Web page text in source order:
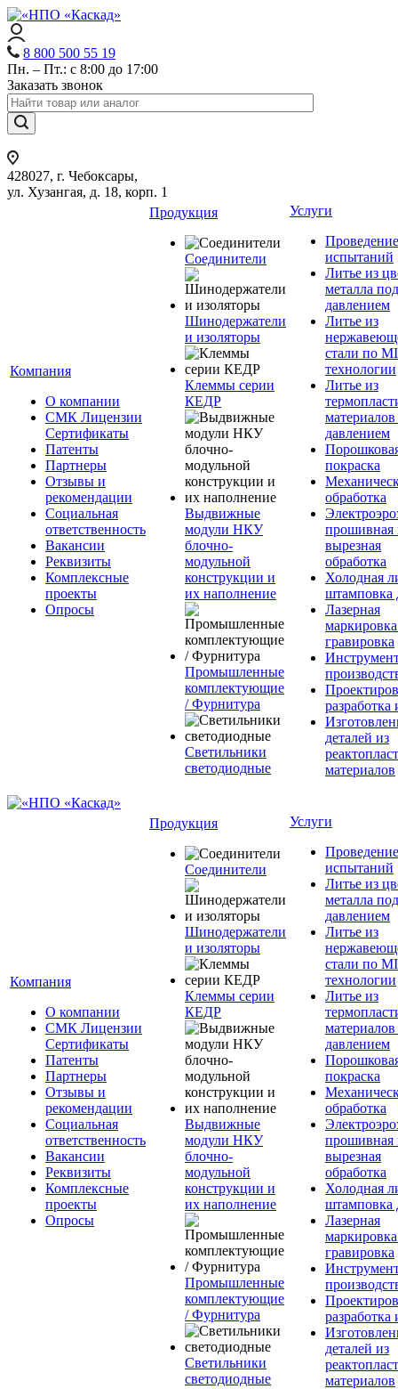
8 800 500 55 19
Пн. – Пт.: с 8:00 до 17:00
Заказать звонок
428027, г. Чебоксары,
ул. Хузангая, д. 18, корп. 1
Компания
О компании
СМК Лицензии
Сертификаты
Патенты
Партнеры
Отзывы и
рекомендации
Социальная
ответственность
Вакансии
Реквизиты
Комплексные
проекты
Опросы
Продукция
Соединители
Шинодержатели
и изоляторы
Клеммы серии
КЕДР
Выдвижные
модули НКУ
блочно-
модульной
конструкции и
их наполнение
Промышленные
комплектующие
/ Фурнитура
Светильники
светодиодные
Услуги
Проведение
испытаний
Литье из
металла под
давлением
Литье из
стали по
технологии
Литье из
давлением
покраска
обработка
прошивная
вырезная
обработка
Холодная
штамповка
Лазерная
гравировка
разработка
деталей из
материалов
Компания
О компании
СМК Лицензии
Сертификаты
Патенты
Партнеры
Отзывы и
рекомендации
Социальная
ответственность
Вакансии
Реквизиты
Комплексные
проекты
Опросы
Продукция
Соединители
Шинодержатели
и изоляторы
Клеммы серии
КЕДР
Выдвижные
модули НКУ
блочно-
модульной
конструкции и
их наполнение
Промышленные
комплектующие
/ Фурнитура
Светильники
светодиодные
Услуги
Проведение
испытаний
Литье из
металла под
давлением
Литье из
стали по
технологии
Литье из
давлением
покраска
обработка
прошивная
вырезная
обработка
Холодная
штамповка
Лазерная
гравировка
разработка
деталей из
материалов